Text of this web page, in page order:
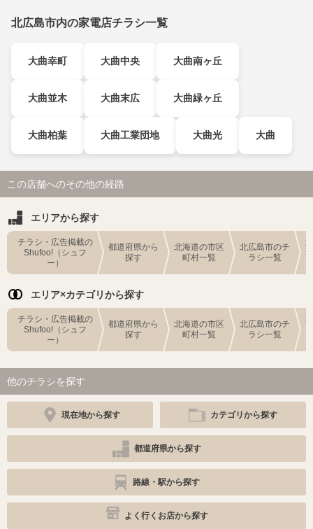
北広島市内の家電店チラシ一覧
大曲幸町 大曲中央 大曲南ヶ丘
大曲並木 大曲末広 大曲緑ヶ丘
大曲柏葉 大曲工業団地 大曲光 大曲
この店舗へのその他の経路
エリアから探す
チラシ・広告掲載の
Shufoo!（シュフ
ー）
都道府県から
探す
北海道の市区
町村一覧
北広島市のチ
ラシ一覧
エリア×カテゴリから探す
チラシ・広告掲載の
Shufoo!（シュフ
ー）
都道府県から
探す
北海道の市区
町村一覧
北広島市のチ
ラシ一覧
他のチラシを探す
現在地から探す カテゴリから探す
都道府県から探す
路線・駅から探す
よく行くお店から探す